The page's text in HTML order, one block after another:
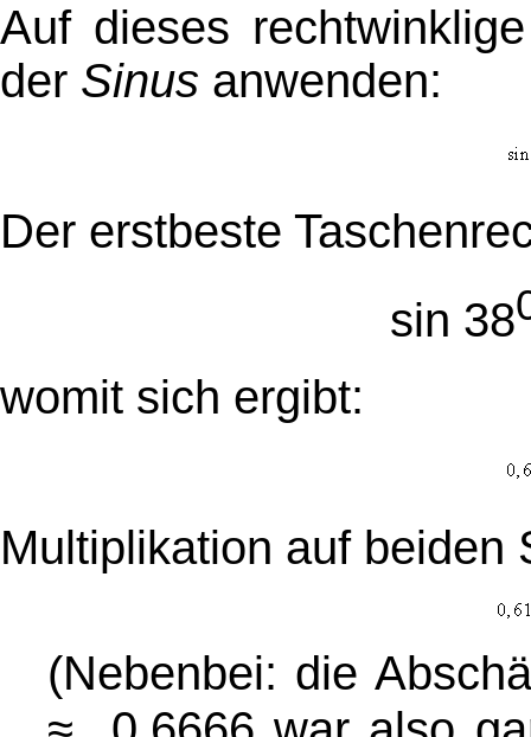
Auf dieses
der Sinus anwenden:
Der erstbeste
sin 38
womit sich ergibt:
Multiplikation auf beiden
(Nebenbei: die